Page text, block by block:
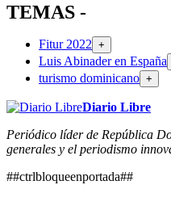
TEMAS -
Fitur 2022 +
Luis Abinader en España
turismo dominicano +
Diario Libre
Periódico líder de República
generales y el periodismo
##ctrlbloqueenportada##